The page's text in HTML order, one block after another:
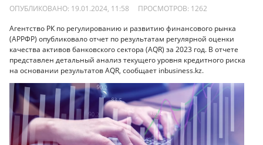
ОПУБЛИКОВАНО: 19.01.2024, 11:58 ПРОСМОТРОВ: 1262
Агентство РК по регулированию и развитию финансового рынка
(АРРФР) опубликовало отчет по результатам регулярной оценки
качества активов банковского сектора (AQR) за 2023 год. В отчете
представлен детальный анализ текущего уровня кредитного риска
на основании результатов AQR, сообщает inbusiness.kz.